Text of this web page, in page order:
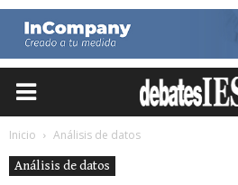
Inicio
Análisis de datos
Análisis de datos